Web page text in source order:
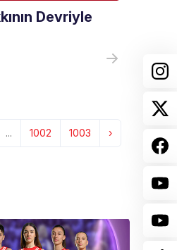
Devriyle
... 1002 1003 ›